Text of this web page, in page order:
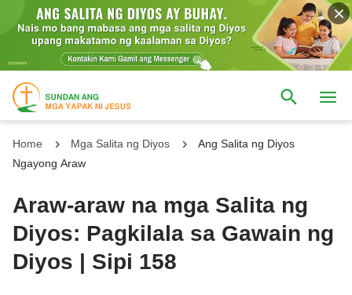
Home Mga Salita ng Diyos
Ang Salita ng Diyos
Ngayong Araw
Araw-araw na mga Salita ng
Diyos: Pagkilala sa Gawain ng
Diyos | Sipi 158